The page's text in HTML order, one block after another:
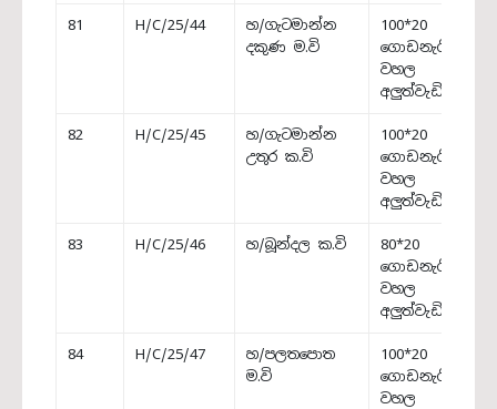
81 H/C/25/44
හ/ගැටමාන්න
දකුණ ම.වි
100*20
ගොඩනැගිල්ලේ
වහල
අලුත්වැඩියාව
82 H/C/25/45
හ/ගැටමාන්න
උතුර ක.වි
100*20
ගොඩනැගිල්ලේ
වහල
අලුත්වැඩියාව
83 H/C/25/46 හ/බූන්දල ක.වි
80*20
ගොඩනැගිල්ලේ
වහල
අලුත්වැඩියාව
84 H/C/25/47
හ/පලතපොත
ම.වි
100*20
ගොඩනැගිල්ලේ
වහල